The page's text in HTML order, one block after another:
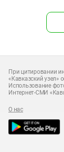
При цитировании
«Кавказский узел»
Использование
Интернет-СМИ
О нас